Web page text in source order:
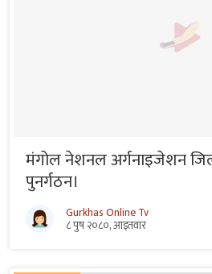
मंगोल नेशनल अर्गनाइजेशन
पुनर्गठन।
Gurkhas Online Tv
८ पुष २०८०, आइतवार